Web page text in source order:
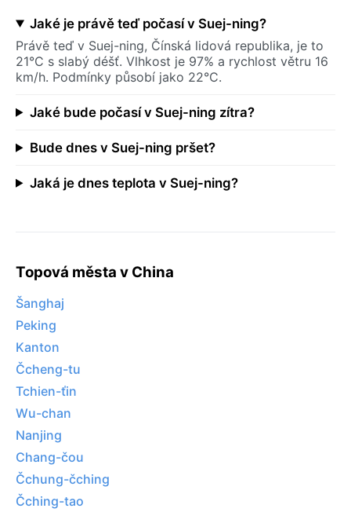
Jaké je právě teď počasí v Suej-ning?
Právě teď v Suej-ning, Čínská lidová republika, je to
21°C s slabý déšť. Vlhkost je 97% a rychlost větru 16
km/h. Podmínky působí jako 22°C.
Jaké bude počasí v Suej-ning zítra?
Bude dnes v Suej-ning pršet?
Jaká je dnes teplota v Suej-ning?
Topová města v China
Šanghaj
Peking
Kanton
Čcheng-tu
Tchien-ťin
Wu-chan
Nanjing
Chang-čou
Čchung-čching
Čching-tao